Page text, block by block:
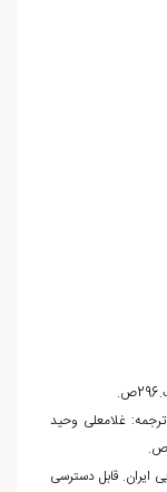
سوم). ترجمه: غلامعلی وحید
ایران. قابل دسترسی